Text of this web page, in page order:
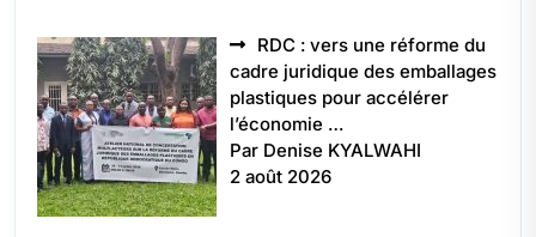
RDC : vers une réforme du
cadre juridique des emballages
plastiques pour accélérer
l’économie …
Par Denise KYALWAHI
2 août 2026